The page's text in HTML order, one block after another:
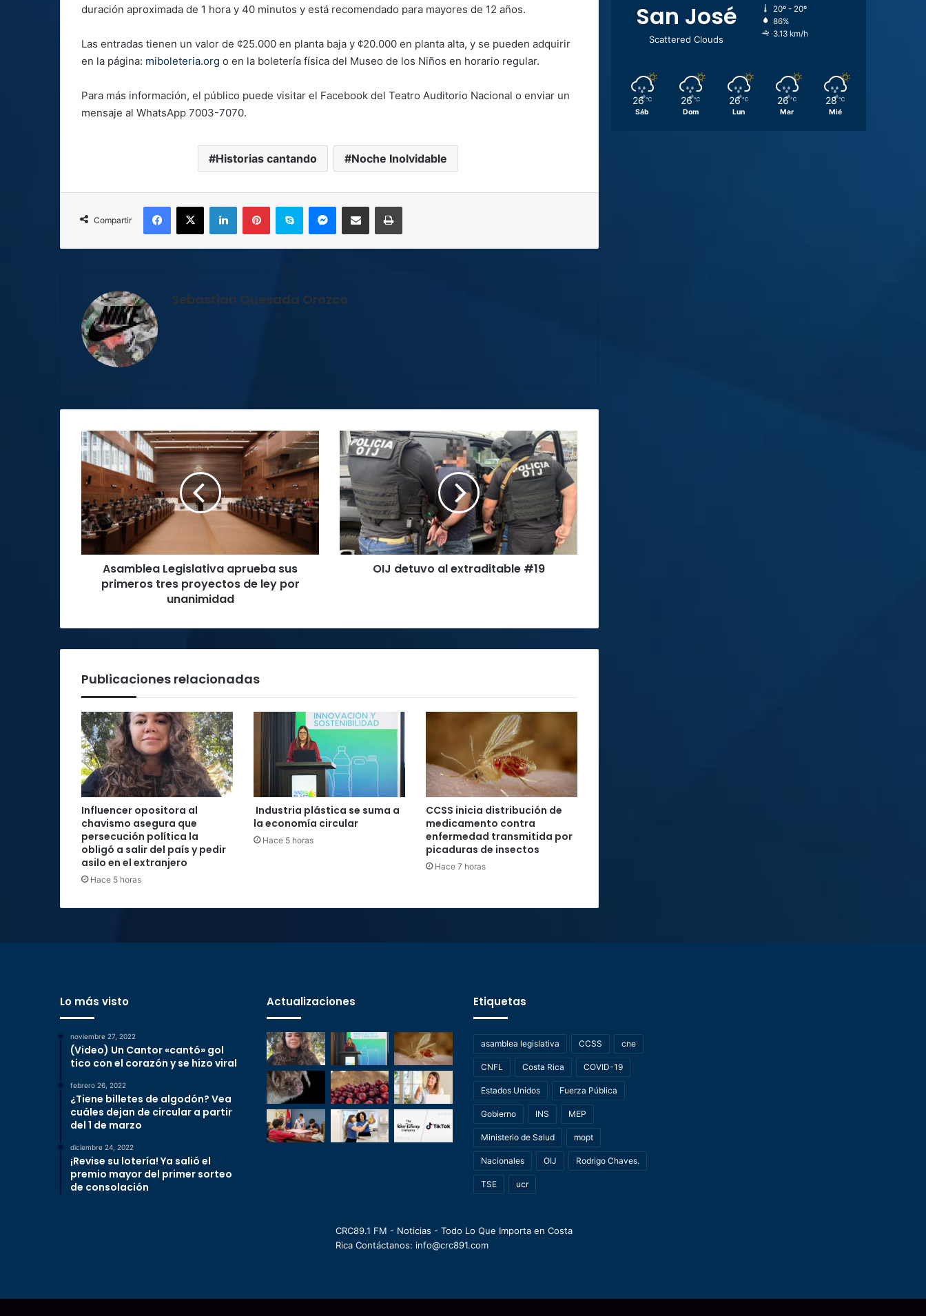
duración aproximada de 1 hora y 40 minutos y está recomendado para mayores de 12 años.
Las entradas tienen un valor de ¢25.000 en planta baja y ¢20.000 en planta alta, y se pueden adquirir
en la página: miboleteria.org o en la boletería física del Museo de los Niños en horario regular.
Para más información, el público puede visitar el Facebook del Teatro Auditorio Nacional o enviar un
mensaje al WhatsApp 7003-7070.
Historias cantando Noche Inolvidable
Compartir
Facebook
X LinkedInPinterestSkype MessengerCompartir por correo electrónicoImprimir
Sebastian Quesada Orozco
Asamblea
Legislativa
aprueba
sus
primeros
tres
proyectos
de
ley
unanimidad
Asamblea Legislativa aprueba sus
primeros tres proyectos de ley por
unanimidad
OIJ
detuvo
al
extraditable
#19
OIJ detuvo al extraditable #19
Publicaciones relacionadas
Influencer opositora al
chavismo asegura que
persecución política la
obligó a salir del país y pedir
asilo en el extranjero
Hace 5 horas
Industria plástica se suma a
la economía circular
Hace 5 horas
CCSS inicia distribución de
medicamento contra
enfermedad transmitida por
picaduras de insectos
Hace 7 horas
San José
Scattered Clouds
20º - 20º
86%
3.13 km/h
26 ℃
Sáb
26 ℃
Dom
26 ℃
Lun
26 ℃
Mar
28 ℃
Mié
Lo más visto
noviembre 27, 2022
(Video) Un Cantor «cantó» gol
tico con el corazón y se hizo viral
febrero 26, 2022
¿Tiene billetes de algodón? Vea
cuáles dejan de circular a partir
del 1 de marzo
diciembre 24, 2022
¡Revise su lotería! Ya salió el
premio mayor del primer sorteo
de consolación
Actualizaciones Etiquetas
asamblea legislativa CCSS cne
CNFL Costa Rica COVID-19
Estados Unidos Fuerza Pública
Gobierno INS MEP
Ministerio de Salud mopt
Nacionales OIJ Rodrigo Chaves.
TSE ucr
CRC89.1 FM - Noticias - Todo Lo Que Importa en Costa
Rica Contáctanos: info@crc891.com